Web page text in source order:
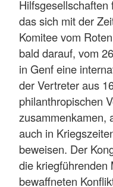
das sich mit der
Komitee vom
bald darauf, vom
in Genf eine
der Vertreter aus
philanthropischen
zusammenkamen,
auch in
beweisen. Der
die kriegführenden
bewaffneten